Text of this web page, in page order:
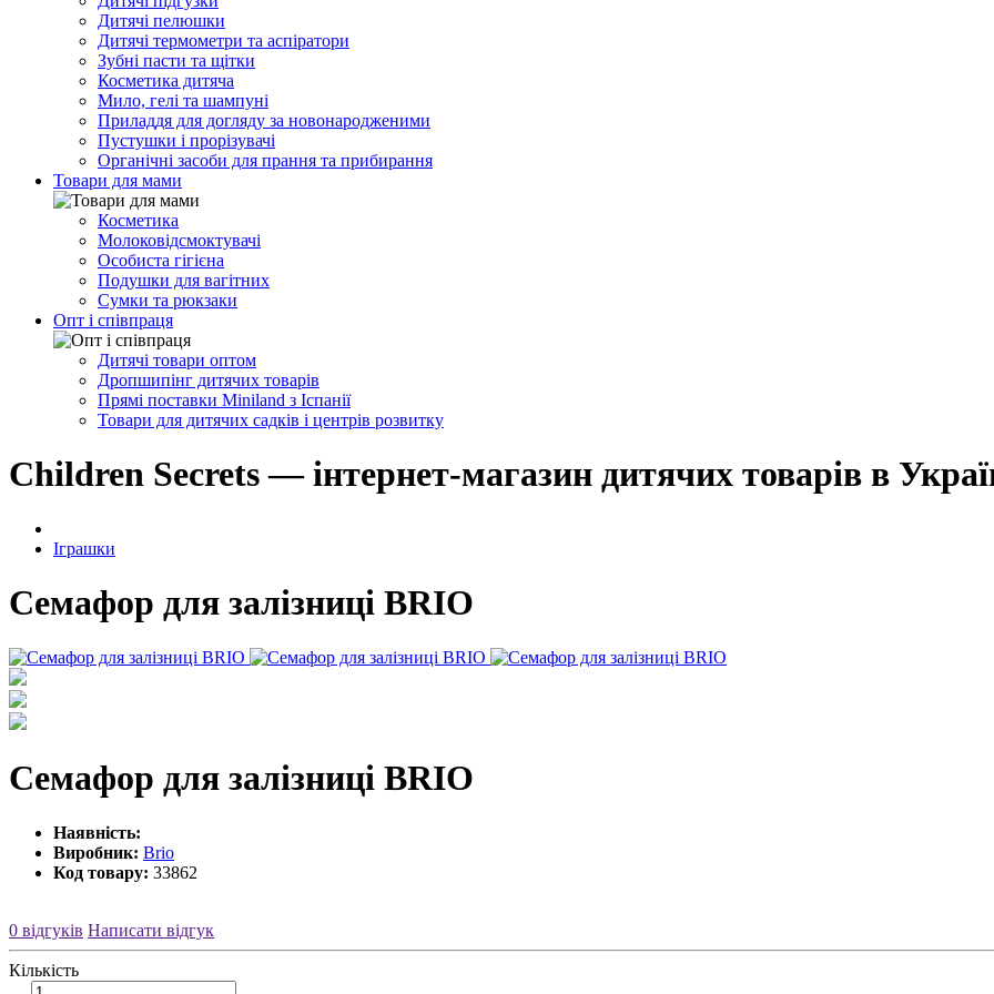
Дитячі пелюшки
Дитячі термометри та аспіратори
Зубні пасти та щітки
Косметика дитяча
Мило, гелі та шампуні
Приладдя для догляду за новонародженими
Пустушки і прорізувачі
Органічні засоби для прання та прибирання
Товари для мами
Косметика
Молоковідсмоктувачі
Особиста гігієна
Подушки для вагітних
Сумки та рюкзаки
Опт і співпраця
Дитячі товари оптом
Дропшипінг дитячих товарів
Прямі поставки Miniland з Іспанії
Товари для дитячих садків і центрів розвитку
Children Secrets — інтернет-магазин дитячих товарів в
Іграшки
Семафор для залізниці BRIO
Семафор для залізниці BRIO
Наявність:
Виробник: Brio
Код товару: 33862
0 відгуків Написати відгук
Кількість